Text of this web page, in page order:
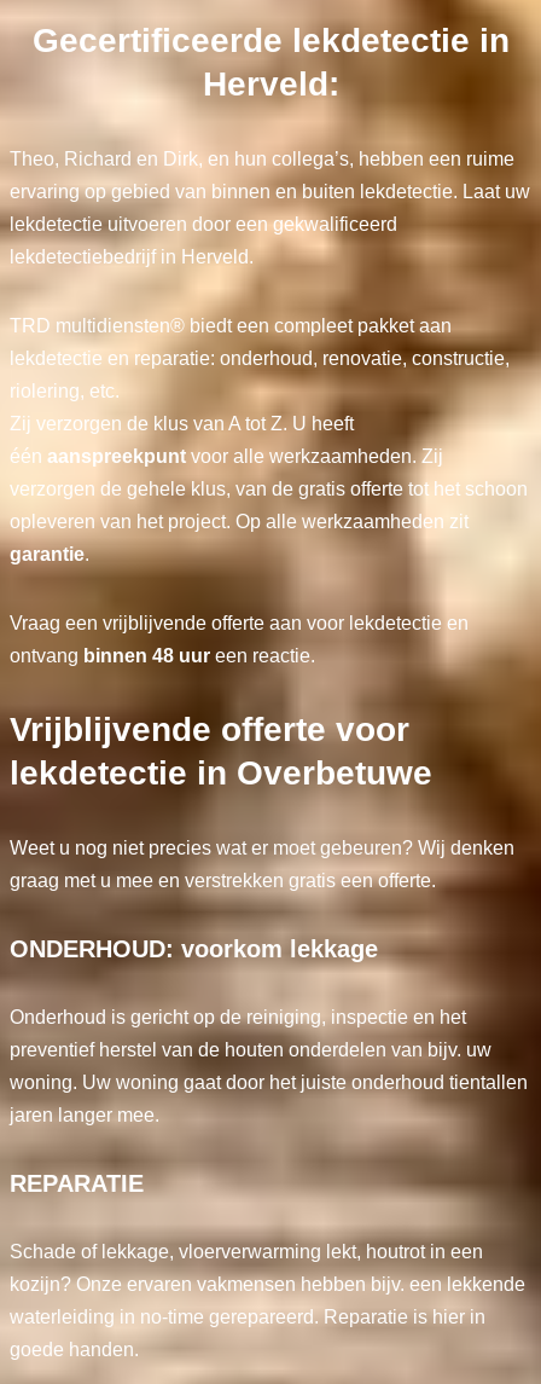
Gecertificeerde lekdetectie in
Herveld:
Theo, Richard en Dirk, en hun collega’s, hebben een ruime
ervaring op gebied van binnen en buiten lekdetectie. Laat uw
lekdetectie uitvoeren door een gekwalificeerd
lekdetectiebedrijf in Herveld.
TRD multidiensten® biedt een compleet pakket aan
lekdetectie en reparatie: onderhoud, renovatie, constructie,
riolering, etc.
Zij verzorgen de klus van A tot Z. U heeft
één aanspreekpuntvoor alle werkzaamheden. Zij
verzorgen de gehele klus, van de gratis offerte tot het schoon
opleveren van het project. Op alle werkzaamheden zit
garantie.
Vraag een vrijblijvende offerte aan voor lekdetectie en
ontvang binnen 48 uureen reactie.
Vrijblijvende offerte voor
lekdetectie in Overbetuwe
Weet u nog niet precies wat er moet gebeuren? Wij denken
graag met u mee en verstrekken gratis een offerte.
ONDERHOUD: voorkom lekkage
Onderhoud is gericht op de reiniging, inspectie en het
preventief herstel van de houten onderdelen van bijv. uw
woning. Uw woning gaat door het juiste onderhoud tientallen
jaren langer mee.
REPARATIE
Schade of lekkage, vloerverwarming lekt, houtrot in een
kozijn? Onze ervaren vakmensen hebben bijv. een lekkende
waterleiding in no-time gerepareerd. Reparatie is hier in
goede handen.